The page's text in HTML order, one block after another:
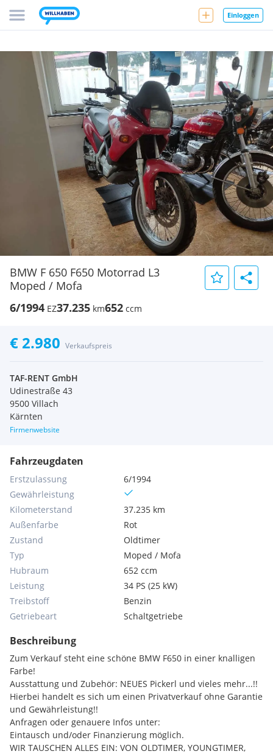
Einloggen
BMW F 650 F650 Motorrad L3
Moped / Mofa
6/1994 EZ37.235 km652 ccm
€ 2.980 Verkaufspreis
TAF-RENT GmbH
Udinestraße 43
9500 Villach
Kärnten
Firmenwebsite
Fahrzeugdaten
Erstzulassung
6/1994
Gewährleistung
Kilometerstand
37.235 km
Außenfarbe
Rot
Zustand
Oldtimer
Typ
Moped / Mofa
Hubraum
652 ccm
Leistung
34 PS (25 kW)
Treibstoff
Benzin
Getriebeart
Schaltgetriebe
Beschreibung
Zum Verkauf steht eine schöne BMW F650 in einer knalligen
Farbe!
Ausstattung und Zubehör: NEUES Pickerl und vieles mehr...!!
Hierbei handelt es sich um einen Privatverkauf ohne Garantie
und Gewährleistung!!
Anfragen oder genauere Infos unter:
Eintausch und/oder Finanzierung möglich.
WIR TAUSCHEN ALLES EIN: VON OLDTIMER, YOUNGTIMER,